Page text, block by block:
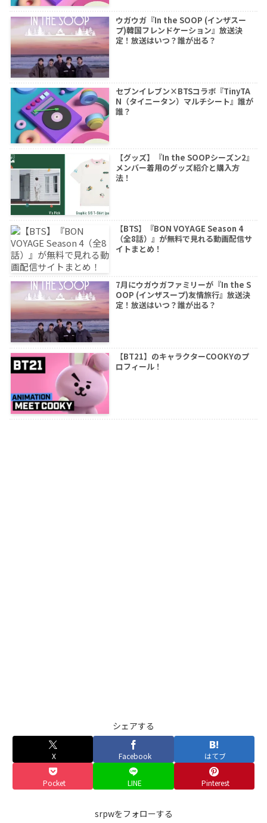
ウガウガ『In the SOOP (インザスー
プ)韓国フレンドケーション』放送決
定！放送はいつ？誰が出る？
セブンイレブン×BTSコラボ『TinyTA
N（タイニータン）マルチシート』誰が
誰？
【グッズ】『In the SOOPシーズン2』
メンバー着用のグッズ紹介と購入方
法！
【BTS】『BON VOYAGE Season 4
（全8話）』が無料で見れる動画配信サ
イトまとめ！
7月にウガウガファミリーが『In the S
OOP (インザスープ)友情旅行』放送決
定！放送はいつ？誰が出る？
【BT21】のキャラクターCOOKYのプ
ロフィール！
シェアする
X Facebook はてブ
Pocket LINE Pinterest
srpwをフォローする